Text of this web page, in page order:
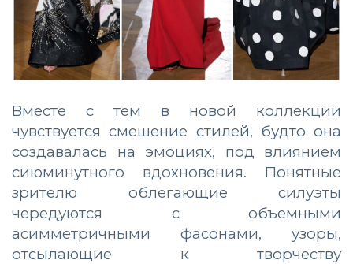
Вместе с тем в новой коллекции
чувствуется смешение стилей, будто она
создавалась на эмоциях, под влиянием
сиюминутного вдохновения. Понятные
зрителю облегающие силуэты
чередуются с объемными
асимметричными фасонами, узоры,
отсылающие к творчеству